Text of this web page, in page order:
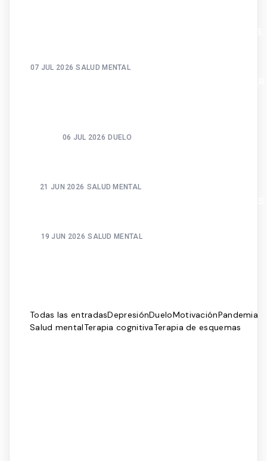
07 JUL 2026 SALUD MENTAL
06 JUL 2026 DUELO
21 JUN 2026 SALUD MENTAL
19 JUN 2026 SALUD MENTAL
Todas las entradasDepresiónDueloMotivaciónPandemia
Salud mentalTerapia cognitivaTerapia de esquemas